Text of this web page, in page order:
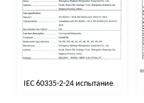
IEC 60335-2-24 испытание